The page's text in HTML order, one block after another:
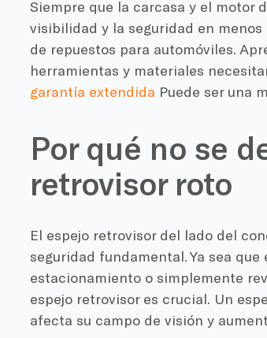
Siempre que la carcasa y el motor
visibilidad y la seguridad en
de repuestos para automóviles.
herramientas y materiales
garantía extendida Puede ser una
Por qué no se
retrovisor roto
El espejo retrovisor del lado del
seguridad fundamental. Ya sea
estacionamiento o simplemente
espejo retrovisor es crucial. Un
afecta su campo de visión y